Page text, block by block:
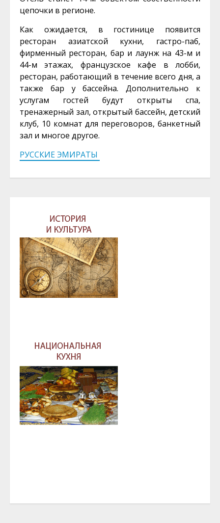
цепочки в регионе.
Как ожидается, в гостинице появится
ресторан азиатской кухни, гастро-паб,
фирменный ресторан, бар и лаунж на 43-м и
44-м этажах, французское кафе в лобби,
ресторан, работающий в течение всего дня, а
также бар у бассейна. Дополнительно к
услугам гостей будут открыты спа,
тренажерный зал, открытый бассейн, детский
клуб, 10 комнат для переговоров, банкетный
зал и многое другое.
РУССКИЕ ЭМИРАТЫ